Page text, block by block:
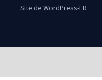
Site de WordPress-FR